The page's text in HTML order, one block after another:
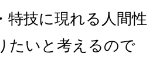
特技に現れる人間性
たいと考えるので